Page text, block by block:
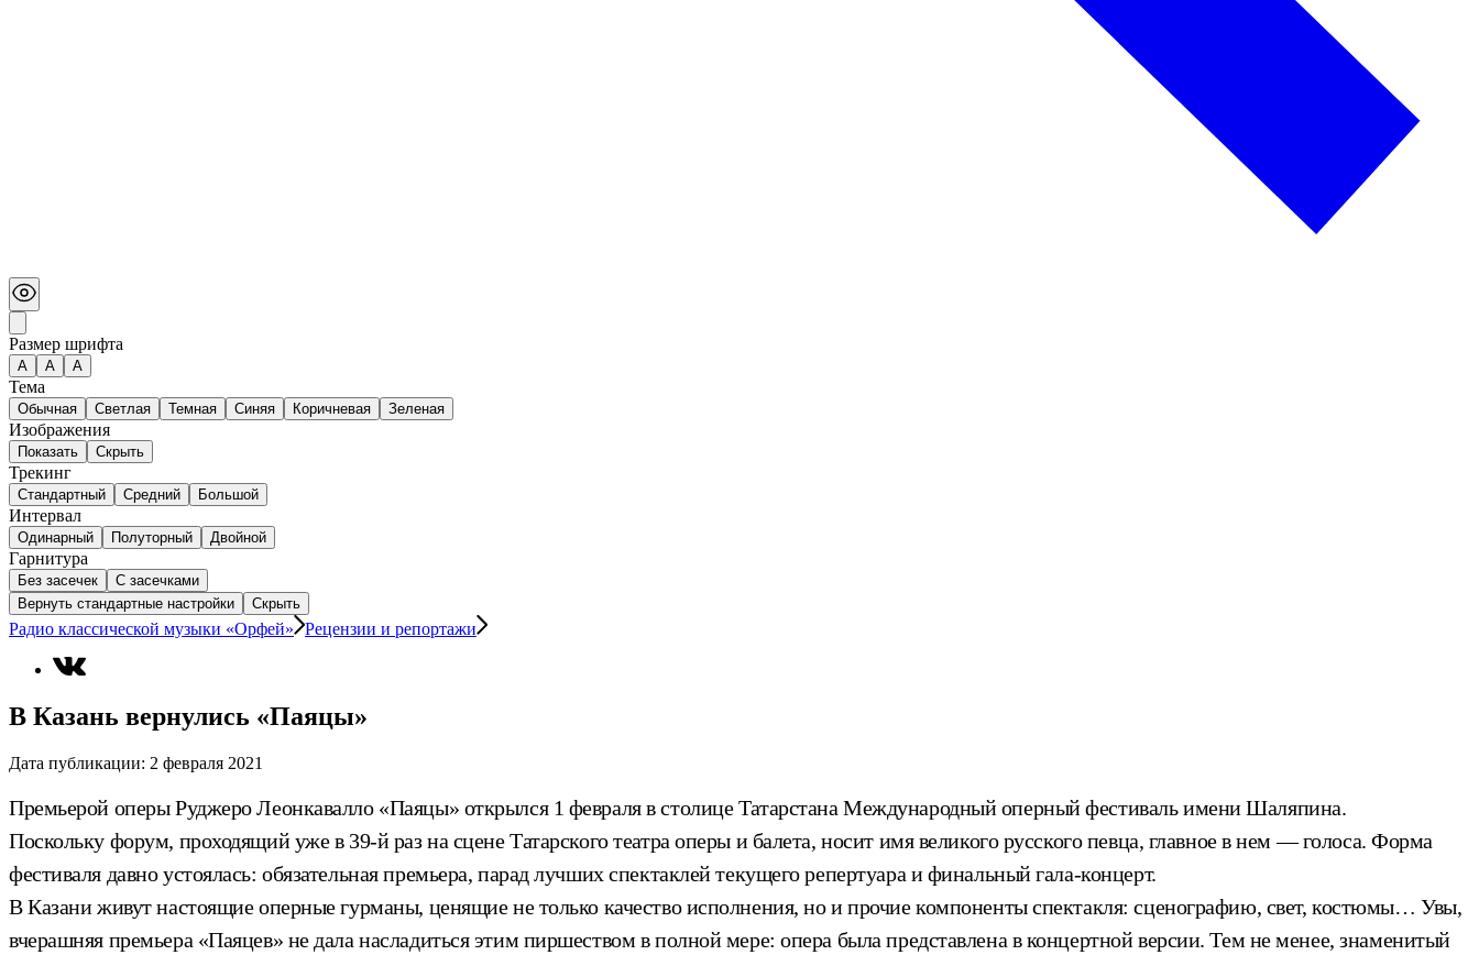
Размер шрифта
А A A
Тема
Обычная Светлая Темная Синяя Коричневая Зеленая
Изображения
Показать Скрыть
Трекинг
Стандартный Средний Большой
Интервал
Одинарный Полуторный Двойной
Гарнитура
Без засечек
С засечками
Вернуть стандартные настройки
Скрыть
Радио классической музыки «Орфей» Рецензии и репортажи
В Казань вернулись «Паяцы»
Дата публикации: 2 февраля 2021
Премьерой оперы Руджеро Леонкавалло «Паяцы» открылся 1 февраля в столице Татарстана Международный оперный фестиваль имени Шаляпина.
Поскольку форум, проходящий уже в 39-й раз на сцене Татарского театра оперы и балета, носит имя великого русского певца, главное в нем — голоса. Форма
фестиваля давно устоялась: обязательная премьера, парад лучших спектаклей текущего репертуара и финальный гала-концерт.
В Казани живут настоящие оперные гурманы, ценящие не только качество исполнения, но и прочие компоненты спектакля: сценографию, свет, костюмы… Увы,
вчерашняя премьера «Паяцев» не дала насладиться этим пиршеством в полной мере: опера была представлена в концертной версии. Тем не менее, знаменитый